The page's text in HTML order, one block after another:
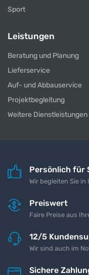
Sport
Leistungen
Beratung und Planung
Lieferservice
Auf- und Abbauservice
Projektbegleitung
Weitere Dienstleistungen
Persönlich für
Wir begleiten Sie in
Preiswert
Faire Preise aus
12/5
Wir sind auch im
Sichere